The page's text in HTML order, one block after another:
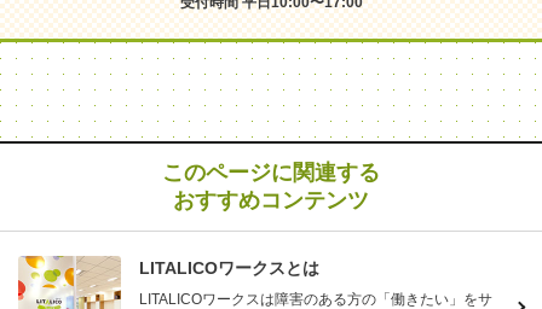
このページに関連する
おすすめコンテンツ
LITALICOワークスとは
LITALICOワークスは障害のある方の「働きたい」をサ